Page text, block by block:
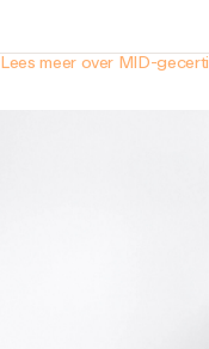
Lees meer over MID-